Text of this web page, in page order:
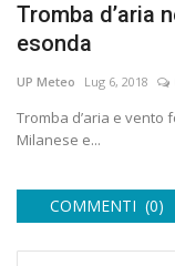
Tromba d’aria
esonda
UP Meteo Lug 6, 2018
Tromba d’aria e
Milanese e...
COMMENTI (0)